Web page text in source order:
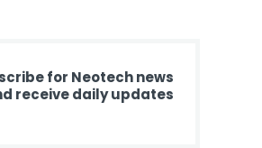
for Neotech news
receive daily updates